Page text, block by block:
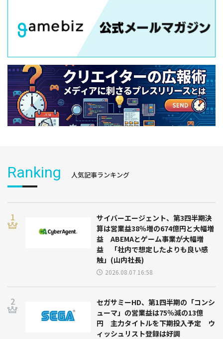
Ranking 人気記事ランキング
サイバーエージェント、第3四半期決
算は営業益38％増の674億円と大幅増
益 ABEMAとゲーム事業が大幅増
益 「社内で想定したよりも良い感
触」(山内社長)
2026.08.07 16:58
セガサミーHD、第1四半期の「コンシ
ューマ」の営業益は75％減の13億
円 主力タイトルを下期投入予定 ウ
ィッシュリスト登録は好調